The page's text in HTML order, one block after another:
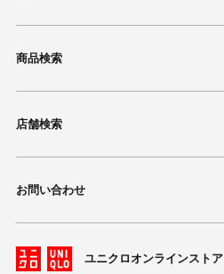
商品検索
店舗検索
お問い合わせ
ユニクロオンラインストア